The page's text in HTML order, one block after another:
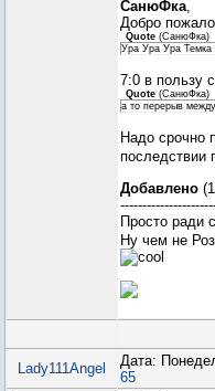
СанюФка,
Добро
Quote (СанюФка)
Ура Ура Ура Темка
7:0 в пользу
Quote (СанюФка)
а то перерыв
Надо срочно
последствии
Добавлено
Просто ради
Ну чем не
Lady111Angel
Дата:
65